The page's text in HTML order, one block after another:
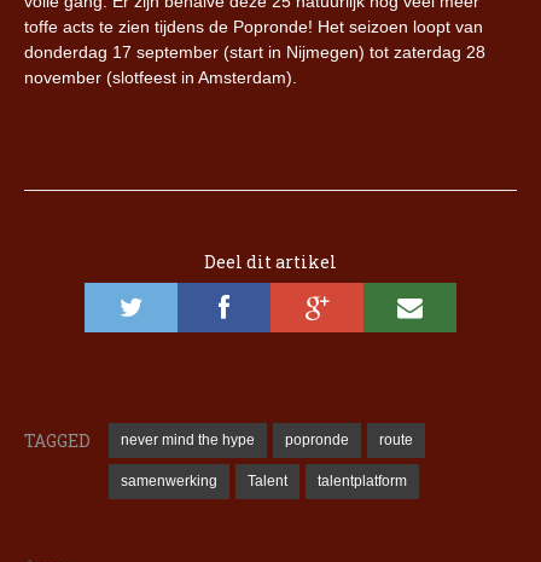
toffe acts te zien tijdens de Popronde! Het seizoen loopt van
donderdag 17 september (start in Nijmegen) tot zaterdag 28
november (slotfeest in Amsterdam).
Deel dit artikel
TAGGED never mind the hype popronde route
samenwerking Talent talentplatform